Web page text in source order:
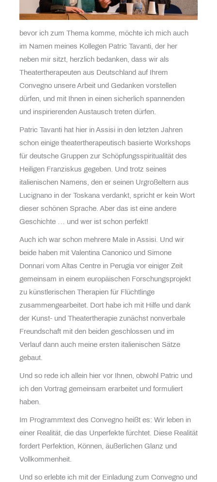
bevor ich zum Thema komme, möchte ich mich auch
im Namen meines Kollegen Patric Tavanti, der her
neben mir sitzt, herzlich bedanken, dass wir als
Theatertherapeuten aus Deutschland auf Ihrem
Convegno unsere Arbeit und Gedanken vorstellen
dürfen, und mit Ihnen in einen sicherlich spannenden
und inspirierenden Austausch treten dürfen.
Patric Tavanti hat hier in Assisi in den letzten Jahren
schon einige theatertherapeutisch basierte Workshops
für deutsche Gruppen zur Schöpfungsspiritualität des
Heiligen Franziskus gegeben. Und trotz seines
italienischen Namens, den er seinen Urgroßeltern aus
Lucignano in der Toskana verdankt, spricht er kein Wort
dieser schönen Sprache. Aber das ist eine andere
Geschichte … und wer ist schon perfekt!
Auch ich war schon mehrere Male in Assisi. Und wir
beide haben mit Valentina Canonico und Simone
Donnari vom Altas Centre in Perugia vor einiger Zeit
gemeinsam in einem europäischen Forschungsprojekt
zu künstlerischen Therapien für Flüchtlinge
zusammengearbeitet. Dort habe ich mit Hilfe und dank
der Kunst- und Theatertherapie zunächst nonverbale
Freundschaft mit den beiden geschlossen und im
Verlauf dann auch meine ersten italienischen Sätze
gebaut.
Und so rede ich allein hier vor Ihnen, obwohl Patric und
ich den Vortrag gemeinsam erarbeitet und formuliert
haben.
Im Programmtext des Convegno heißt es: Wir leben in
einer Realität, die das Unperfekte fürchtet. Diese Realität
fordert Perfektion, Können, äußerlichen Glanz und
Vollkommenheit.
Und so erlebte ich mit der Einladung zum Convegno und